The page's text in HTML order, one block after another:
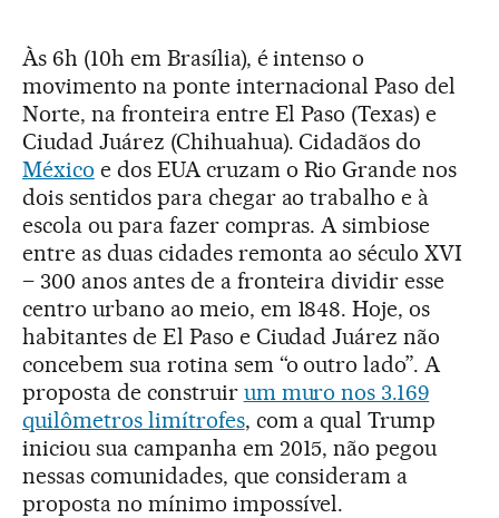
Às 6h (10h em Brasília), é intenso o
movimento na ponte internacional Paso del
Norte, na fronteira entre El Paso (Texas) e
Ciudad Juárez (Chihuahua). Cidadãos do
México e dos EUA cruzam o Rio Grande nos
dois sentidos para chegar ao trabalho e à
escola ou para fazer compras. A simbiose
entre as duas cidades remonta ao século XVI
– 300 anos antes de a fronteira dividir esse
centro urbano ao meio, em 1848. Hoje, os
habitantes de El Paso e Ciudad Juárez não
concebem sua rotina sem “o outro lado”. A
proposta de construir um muro nos 3.169
quilômetros limítrofes, com a qual Trump
iniciou sua campanha em 2015, não pegou
nessas comunidades, que consideram a
proposta no mínimo impossível.